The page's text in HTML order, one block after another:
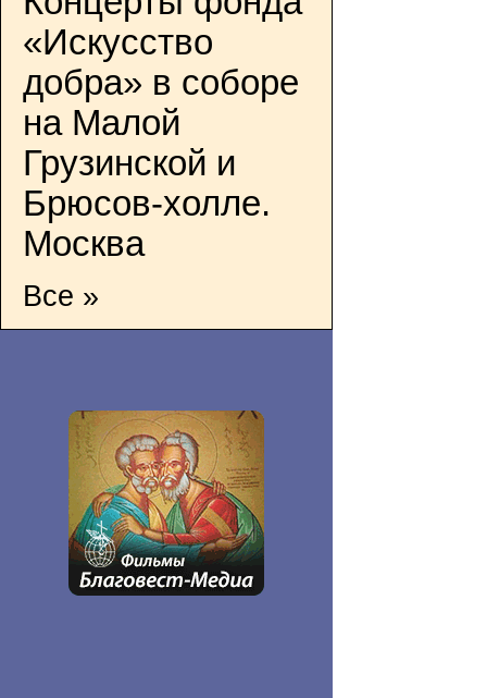
«Искусство
добра» в соборе
на Малой
Грузинской и
Брюсов-холле.
Москва
Все »